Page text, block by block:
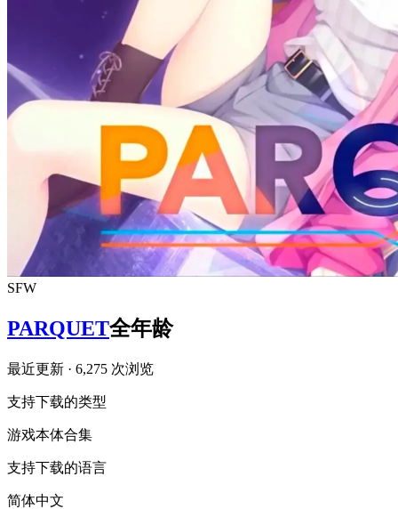
SFW
PARQUET全年龄
最近更新 · 6,275 次浏览
支持下载的类型
游戏本体合集
支持下载的语言
简体中文